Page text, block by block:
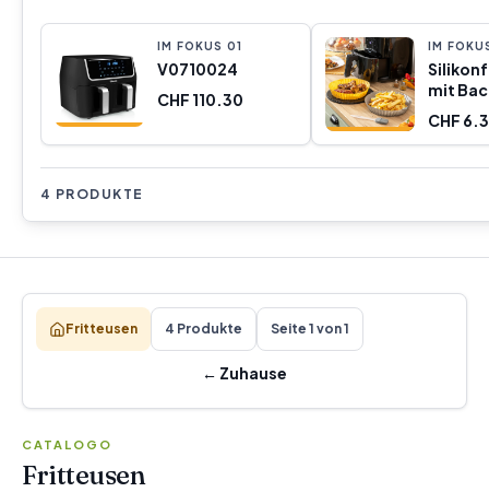
IM FOKUS 01
V0710024
CHF 110.30
IM
mit
für
CHF
4 PRODUKTE
Fritteusen 4 Produkte Seite 1 von 1
← Zuhause
CATALOGO
Fritteusen